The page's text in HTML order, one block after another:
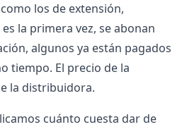
como los de extensión,
la primera vez, se abonan
algunos ya están pagados
tiempo. El precio de la
la distribuidora.
cuánto cuesta dar de